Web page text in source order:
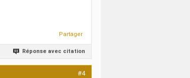
Partager
Réponse avec citation
#4